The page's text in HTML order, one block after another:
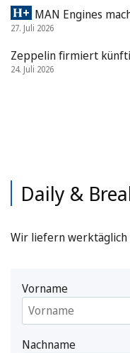
MAN Engines
27. Juli 2026
Zeppelin firmiert
24. Juli 2026
Daily &
Wir liefern werktäglich
Vorname
Nachname